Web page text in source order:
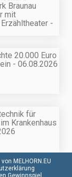
Braunau
mit
-
20.000 Euro
- 06.08.2026
für
Krankenhaus
MELHORN.EU
Gewinnspiel